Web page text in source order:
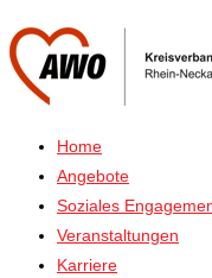
Home
Angebote
Soziales
Veranstaltungen
Karriere